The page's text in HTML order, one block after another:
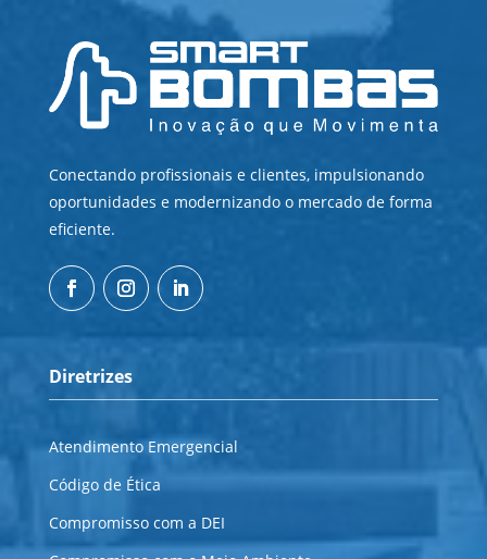
Conectando profissionais e clientes, impulsionando
oportunidades e modernizando o mercado de forma
eficiente.
Diretrizes
Atendimento Emergencial
Código de Ética
Compromisso com a DEI